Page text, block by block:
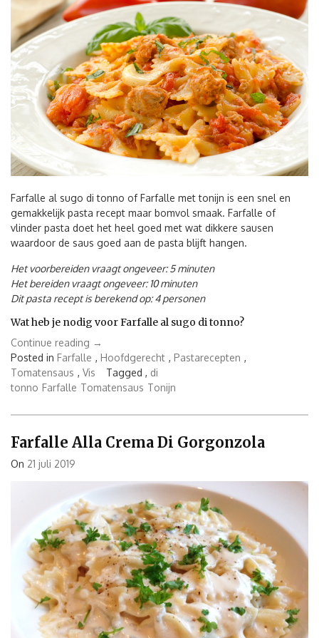
Farfalle al sugo di tonno of Farfalle met tonijn is een snel en
gemakkelijk pasta recept maar bomvol smaak. Farfalle of
vlinder pasta doet het heel goed met wat dikkere sausen
waardoor de saus goed aan de pasta blijft hangen.
Het voorbereiden vraagt ongeveer: 5 minuten
Het bereiden vraagt ongeveer: 10 minuten
Dit pasta recept is berekend op: 4 personen
Wat heb je nodig voor Farfalle al sugo di tonno?
Continue reading “Farfalle
al
sugo
di
→
Posted in Farfalle , Hoofdgerecht , Pastarecepten ,
Tomatensaus , Vis Tagged , di
tonno Farfalle Tomatensaus Tonijn
Farfalle Alla Crema Di Gorgonzola
On 21 juli 2019